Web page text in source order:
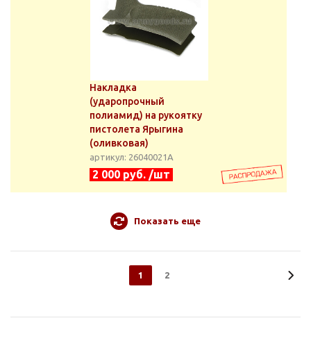
Накладка
(ударопрочный
полиамид) на рукоятку
пистолета Ярыгина
(оливковая)
артикул: 26040021А
2 000 руб. /шт
Показать еще
1 2